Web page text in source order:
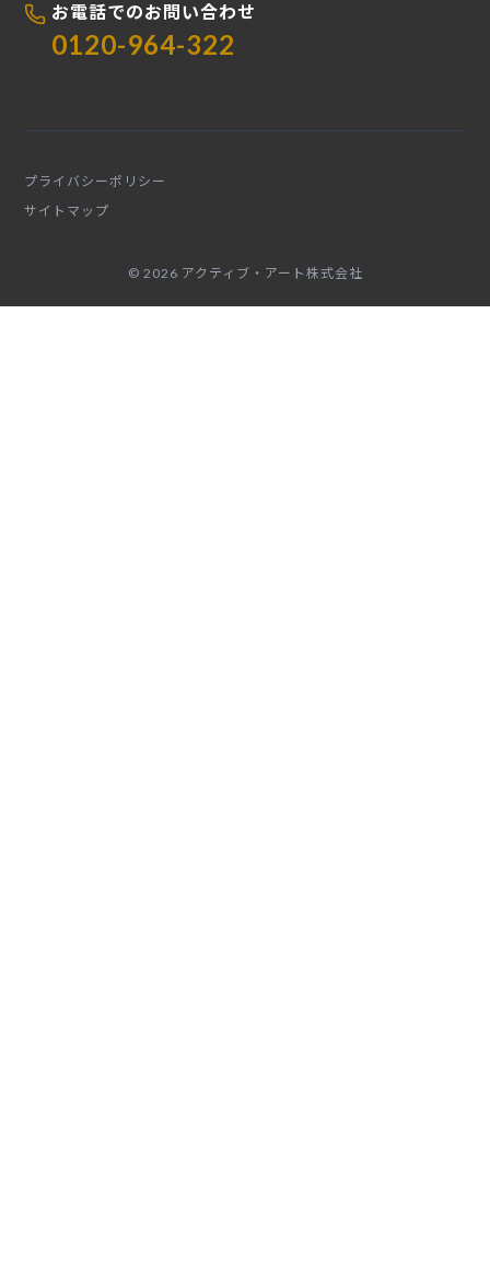
お電話でのお問い合わせ
0120-964-322
プライバシーポリシー
サイトマップ
© 2026 アクティブ・アート株式会社